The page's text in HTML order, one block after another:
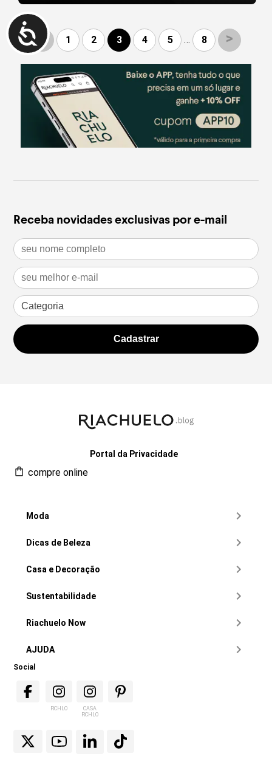
Os Daddy Shoes ou Chunky Sneakers (do inglês
“tênis do papai” e “tênis volumoso”) deu as caras
nas ruas em 1990 – e, na maioria das vezes,
durante a prática de exercícios físicos. Com o
passar do tempo, o calçado se tornou unicamente
exclusivo da academia e foi rapidamente deixado
de lado. Eis que, em pleno […]
leia mais
< 1 2 3 4 5 … 8 >
Receba novidades exclusivas por e-mail
Portal da Privacidade
compre online
Moda
Dicas de Beleza
Casa e Decoração
Sustentabilidade
Riachuelo Now
AJUDA
Social
RCHLO
CASA
RCHLO